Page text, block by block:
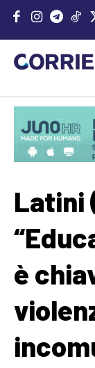
Latini
è